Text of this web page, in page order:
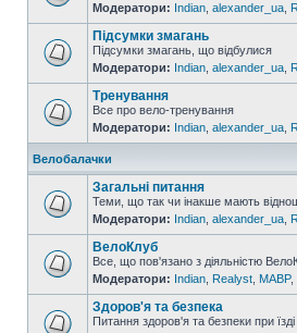
Модератори: Indian alexander_ua
Підсумки змагань
Підсумки змагань, що відбулися
Модератори: Indian alexander_ua
Тренування
Все про вело-тренування
Модератори: Indian alexander_ua
Велобалачки
Загальні питання
Теми, що так чи інакше мають
Модератори: Indian alexander_ua
ВелоКлуб
Все, що пов'язано з діяльністю
Модератори: Indian Realyst MABP,
Здоров'я та безпека
Питання здоров'я та безпеки при